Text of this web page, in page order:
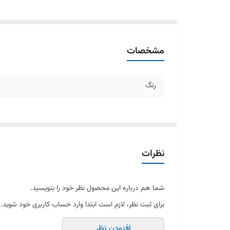
مشخصات
رنگ
نظرات
شما هم درباره این محصول نظر خود را بنویسید.
برای ثبت نظر، لازم است ابتدا وارد حساب کاربری خود شوید.